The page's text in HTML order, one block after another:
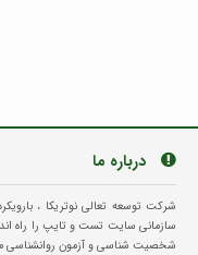
درباره ما
شرکت توسعه تعالی نوتریکا ،
سازمانی سایت تست و تایپ را راه
شخصیت شناسی و آزمون روانشناسی